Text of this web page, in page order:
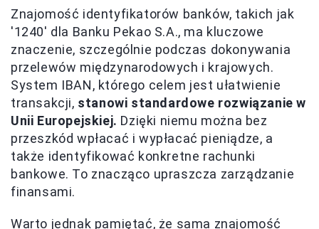
Znajomość identyfikatorów banków, takich jak
'1240' dla Banku Pekao S.A., ma kluczowe
znaczenie, szczególnie podczas dokonywania
przelewów międzynarodowych i krajowych.
System IBAN, którego celem jest ułatwienie
transakcji, stanowi standardowe rozwiązanie w
Unii Europejskiej. Dzięki niemu można bez
przeszkód wpłacać i wypłacać pieniądze, a
także identyfikować konkretne rachunki
bankowe. To znacząco upraszcza zarządzanie
finansami.
Warto jednak pamiętać, że sama znajomość